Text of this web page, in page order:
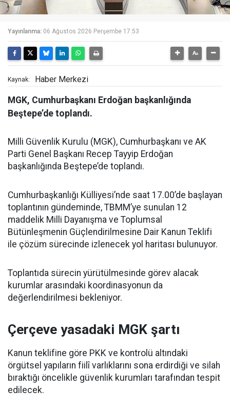
Yayınlanma: 06 Ağustos 2026 Perşembe 17:53
Kaynak: Haber Merkezi
MGK, Cumhurbaşkanı Erdoğan başkanlığında
Beştepe’de toplandı.
Milli Güvenlik Kurulu (MGK), Cumhurbaşkanı ve AK
Parti Genel Başkanı Recep Tayyip Erdoğan
başkanlığında Beştepe’de toplandı.
Cumhurbaşkanlığı Külliyesi’nde saat 17.00’de başlayan
toplantının gündeminde, TBMM’ye sunulan 12
maddelik Milli Dayanışma ve Toplumsal
Bütünleşmenin Güçlendirilmesine Dair Kanun Teklifi
ile çözüm sürecinde izlenecek yol haritası bulunuyor.
Toplantıda sürecin yürütülmesinde görev alacak
kurumlar arasındaki koordinasyonun da
değerlendirilmesi bekleniyor.
Çerçeve yasadaki MGK şartı
Kanun teklifine göre PKK ve kontrolü altındaki
örgütsel yapıların fiilî varlıklarını sona erdirdiği ve silah
bıraktığı öncelikle güvenlik kurumları tarafından tespit
edilecek.